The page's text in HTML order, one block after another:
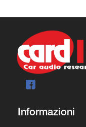
Informazioni